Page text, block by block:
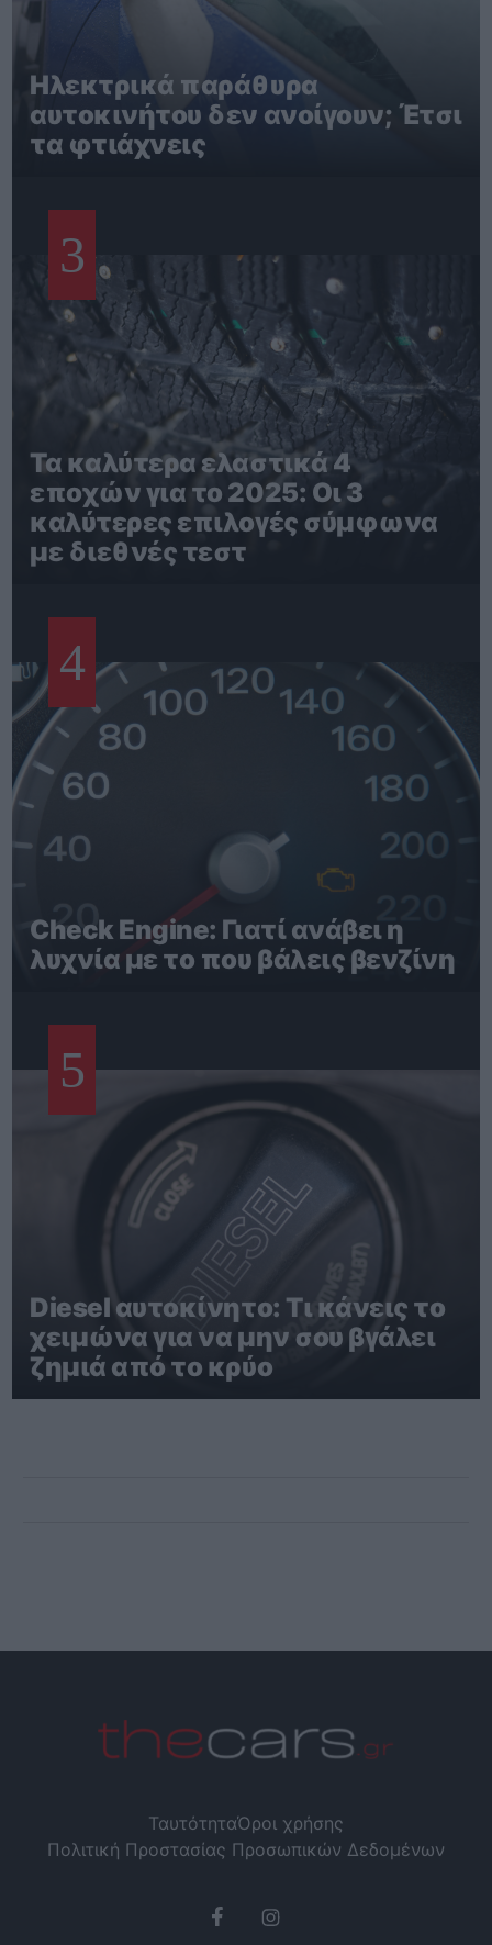
Ηλεκτρικά παράθυρα
αυτοκινήτου δεν ανοίγουν; Έτσι
τα φτιάχνεις
3
Τα καλύτερα ελαστικά 4
εποχών για το 2025: Οι 3
καλύτερες επιλογές σύμφωνα
με διεθνές τεστ
4
Check Engine: Γιατί ανάβει η
λυχνία με το που βάλεις βενζίνη
5
Diesel αυτοκίνητο: Τι κάνεις το
χειμώνα για να μην σου βγάλει
ζημιά από το κρύο
ΤαυτότηταΌροι χρήσης
Πολιτική Προστασίας Προσωπικών Δεδομένων